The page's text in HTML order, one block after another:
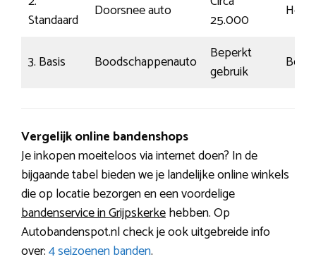
Standaard
Doorsnee auto
25.000
3. Basis Boodschappenauto
Beperkt
gebruik
Vergelijk online bandenshops
Je inkopen moeiteloos via internet doen? In de
bijgaande tabel bieden we je landelijke online winkels
die op locatie bezorgen en een voordelige
bandenservice in Grijpskerkehebben. Op
Autobandenspot.nl check je ook uitgebreide info
over:4 seizoenen banden.